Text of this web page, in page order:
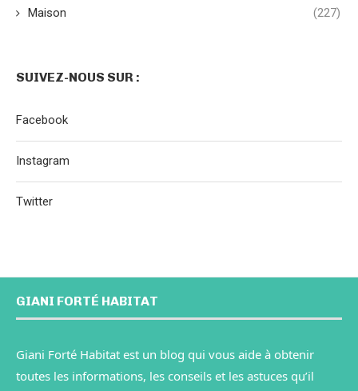
Maison (227)
SUIVEZ-NOUS SUR :
Facebook
Instagram
Twitter
GIANI FORTÉ HABITAT
Giani Forté Habitat est un blog qui vous aide à obtenir
toutes les informations, les conseils et les astuces qu’il